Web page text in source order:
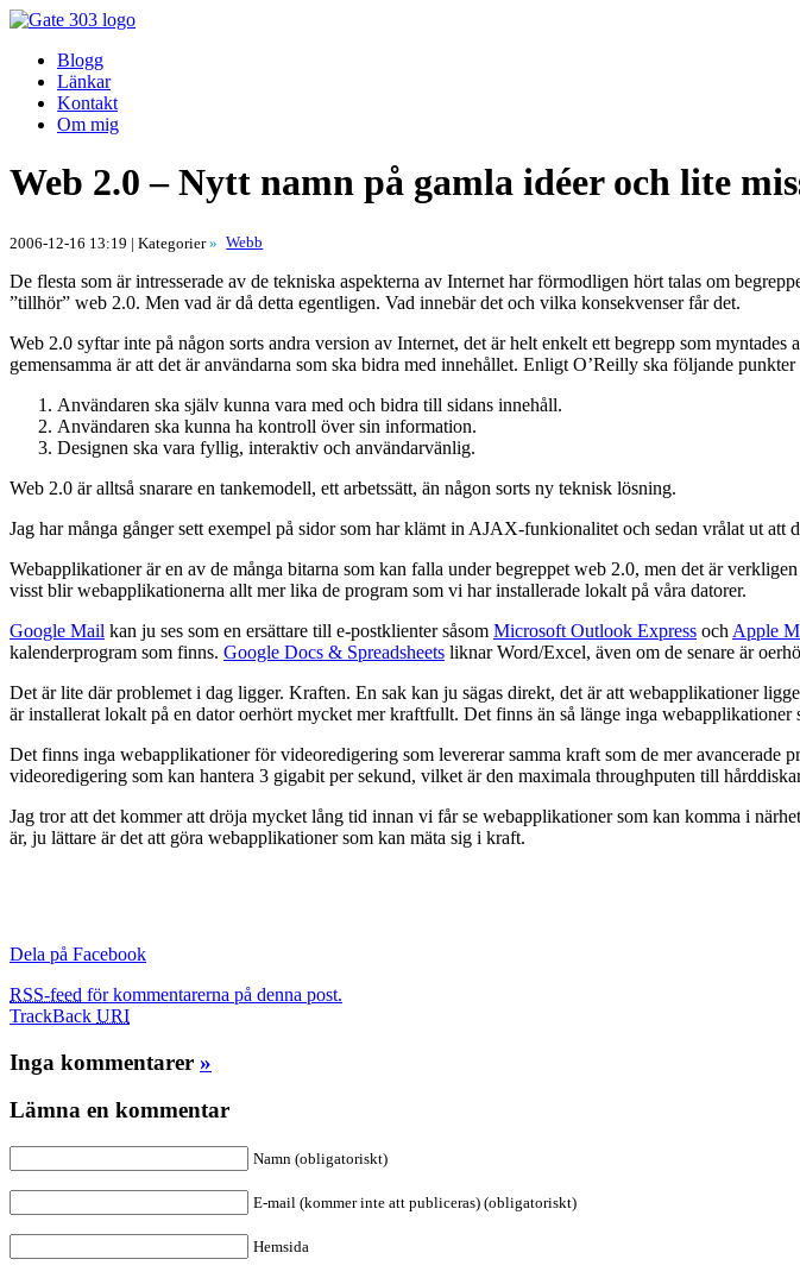
Blogg
Länkar
Kontakt
Om mig
Web 2.0 – Nytt namn på gamla idéer och lite
2006-12-16 13:19 | Kategorier» Webb
De flesta som är intresserade av de tekniska aspekterna av Internet har förmodligen hört talas om
”tillhör” web 2.0. Men vad är då detta egentligen. Vad innebär det och vilka konsekvenser får det.
Web 2.0 syftar inte på någon sorts andra version av Internet, det är helt enkelt ett begrepp som
gemensamma är att det är användarna som ska bidra med innehållet. Enligt O’Reilly ska följande
Användaren ska själv kunna vara med och bidra till sidans innehåll.
Användaren ska kunna ha kontroll över sin information.
Designen ska vara fyllig, interaktiv och användarvänlig.
Web 2.0 är alltså snarare en tankemodell, ett arbetssätt, än någon sorts ny teknisk lösning.
Jag har många gånger sett exempel på sidor som har klämt in AJAX-funkionalitet och sedan vrålat ut
Webapplikationer är en av de många bitarna som kan falla under begreppet web 2.0, men det är verkligen
visst blir webapplikationerna allt mer lika de program som vi har installerade lokalt på våra datorer.
Google Mail kan ju ses som en ersättare till e-postklienter såsom Microsoft Outlook Express och Apple
kalenderprogram som finns. Google Docs & Spreadsheets liknar Word/Excel, även om de senare är
Det är lite där problemet i dag ligger. Kraften. En sak kan ju sägas direkt, det är att webapplikationer
är installerat lokalt på en dator oerhört mycket mer kraftfullt. Det finns än så länge inga
Det finns inga webapplikationer för videoredigering som levererar samma kraft som de mer
videoredigering som kan hantera 3 gigabit per sekund, vilket är den maximala throughputen till
Jag tror att det kommer att dröja mycket lång tid innan vi får se webapplikationer som kan komma i
är, ju lättare är det att göra webapplikationer som kan mäta sig i kraft.
Dela på Facebook
RSS-feed för kommentarerna på denna post.
TrackBack URI
Inga kommentarer »
Lämna en kommentar
Namn (obligatoriskt)
E-mail (kommer inte att publiceras) (obligatoriskt)
Hemsida